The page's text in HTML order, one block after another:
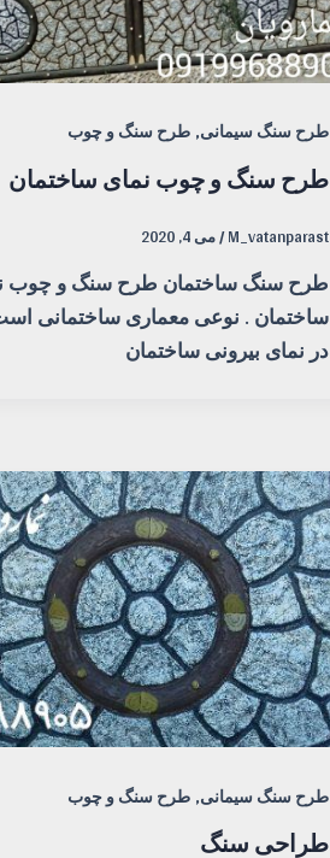
طرح سنگ سیمانی,طرح سنگ و چوب
طرح سنگ و چوب نمای ساختمان
M_vatanparast
/می 4, 2020
طرح سنگ ساختمان طرح سنگ و چوب
ساختمان . نوعی معماری ساختمانی
در نمای بیرونی ساختمان
طرح سنگ سیمانی,طرح سنگ و چوب
طراحی سنگ